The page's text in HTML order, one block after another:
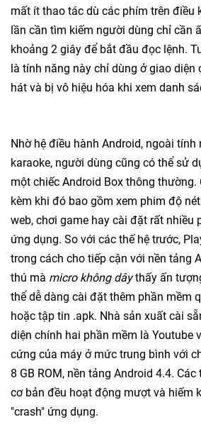
mất ít thao tác dù các phím trên điều
lần cần tìm kiếm người dùng chỉ cần
khoảng 2 giây để bắt đầu đọc lệnh.
là tính năng này chỉ dùng ở giao
hát và bị vô hiệu hóa khi xem danh
Nhờ hệ điều hành Android, ngoài tính
karaoke, người dùng cũng có thể sử
một chiếc Android Box thông thường.
kèm khi đó bao gồm xem phim độ
web, chơi game hay cài đặt rất nhiều
ứng dụng. So với các thế hệ trước,
trong cách cho tiếp cận với nền tảng
thú mà micro không dâythấy ấn
thể dễ dàng cài đặt thêm phần mềm
hoặc tập tin .apk. Nhà sản xuất cài
diện chính hai phần mềm là Youtube
cứng của máy ở mức trung bình với
8 GB ROM, nền tảng Android 4.4.
cơ bản đều hoạt động mượt và hiếm
"crash" ứng dụng.